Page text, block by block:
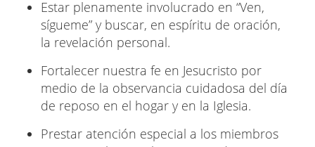
Estar plenamente involucrado en “Ven,
sígueme” y buscar, en espíritu de oración,
la revelación personal.
Fortalecer nuestra fe en Jesucristo por
medio de la observancia cuidadosa del día
de reposo en el hogar y en la Iglesia.
Prestar atención especial a los miembros